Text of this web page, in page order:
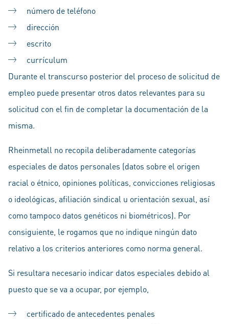
número de teléfono
dirección
escrito
currículum
Durante el transcurso posterior del proceso de solicitud de
empleo puede presentar otros datos relevantes para su
solicitud con el fin de completar la documentación de la
misma.
Rheinmetall no recopila deliberadamente categorías
especiales de datos personales (datos sobre el origen
racial o étnico, opiniones políticas, convicciones religiosas
o ideológicas, afiliación sindical u orientación sexual, así
como tampoco datos genéticos ni biométricos). Por
consiguiente, le rogamos que no indique ningún dato
relativo a los criterios anteriores como norma general.
Si resultara necesario indicar datos especiales debido al
puesto que se va a ocupar, por ejemplo,
certificado de antecedentes penales